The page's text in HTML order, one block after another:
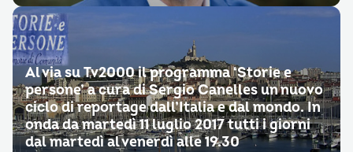
Al via su Tv2000 il programma ‘Storie e
persone’ a cura di Sergio Canelles un nuovo
ciclo di reportage dall’Italia e dal mondo. In
onda da martedì 11 luglio 2017 tutti i giorni
dal martedì al venerdì alle 19.30